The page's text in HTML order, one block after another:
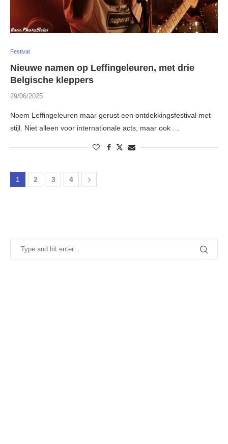
Festival
Nieuwe namen op Leffingeleuren, met drie
Belgische kleppers
29/06/2025
Noem Leffingeleuren maar gerust een ontdekkingsfestival met
stijl. Niet alleen voor internationale acts, maar ook …
1 2 3 4